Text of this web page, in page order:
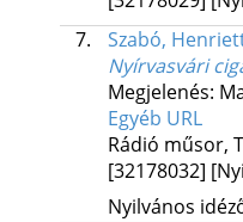
7.
Szabó,
Nyírvasvári
Megjelenés:
Egyéb URL
Rádió műsor,
[32178032]
Nyilvános